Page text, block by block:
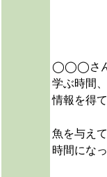
◯◯◯さん
学ぶ時間、
情報を得
魚を与え
時間にな